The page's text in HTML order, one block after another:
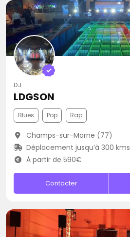
DJ
LDGSON
Blues Pop Rap
Champs-sur-Marne (77)
Déplacement jusqu’à 300 kms
À partir de 590€
Contacter